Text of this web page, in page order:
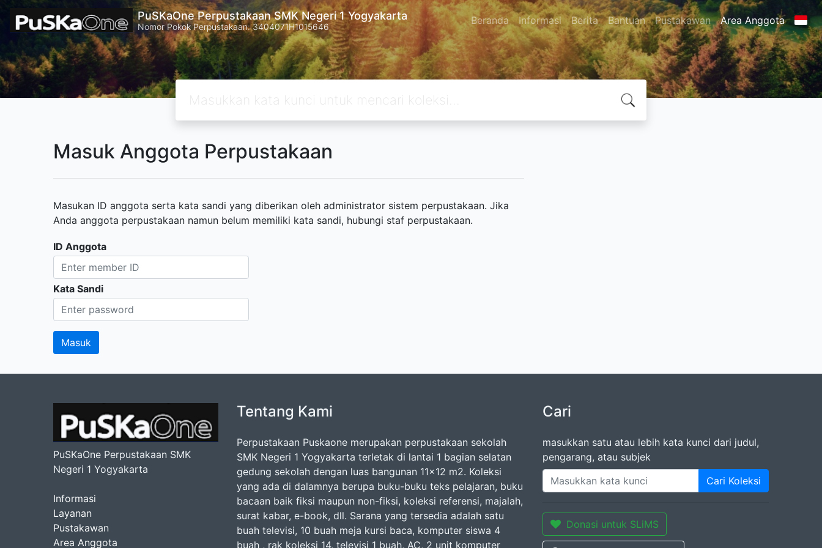
PuSKaOne Perpustakaan SMK Negeri 1 Yogyakarta
Nomor Pokok Perpustakaan: 3404071H1015646 Beranda Informasi Berita Bantuan Pustakawan Area Anggota
Masuk Anggota Perpustakaan
Masukan ID anggota serta kata sandi yang diberikan oleh administrator sistem perpustakaan. Jika
Anda anggota perpustakaan namun belum memiliki kata sandi, hubungi staf perpustakaan.
ID Anggota
Kata Sandi
PuSKaOne Perpustakaan SMK
Negeri 1 Yogyakarta
Informasi
Layanan
Pustakawan
Area Anggota
Tentang Kami
Perpustakaan Puskaone merupakan perpustakaan sekolah
SMK Negeri 1 Yogyakarta terletak di lantai 1 bagian selatan
gedung sekolah dengan luas bangunan 11x12 m2. Koleksi
yang ada di dalamnya berupa buku-buku teks pelajaran, buku
bacaan baik fiksi maupun non-fiksi, koleksi referensi, majalah,
surat kabar, e-book, dll. Sarana yang tersedia adalah satu
buah televisi, 10 buah meja kursi baca, komputer siswa 4
buah , rak koleksi 14, televisi 1 buah, AC, 2 unit komputer
Cari
masukkan satu atau lebih kata kunci dari judul,
pengarang, atau subjek
Cari Koleksi
Donasi untuk SLiMS